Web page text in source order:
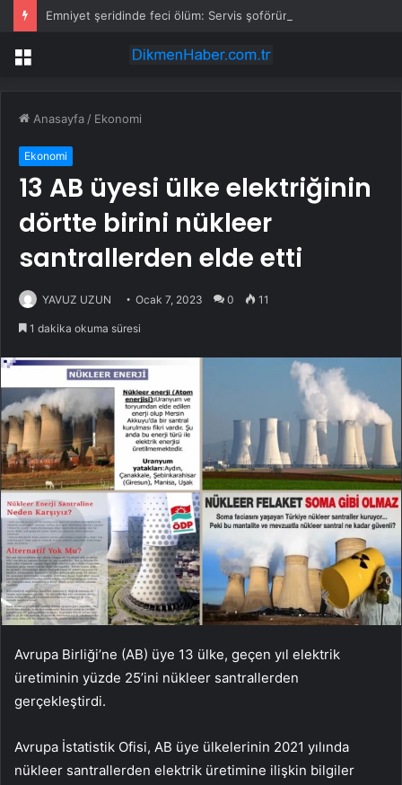
Menü
Anasayfa / Ekonomi
Ekonomi
13 AB üyesi ülke elektriğinin
dörtte birini nükleer
santrallerden elde etti
YAVUZ UZUN Ocak 7, 2023 0 11
1 dakika okuma süresi
Avrupa Birliği’ne (AB) üye 13 ülke, geçen yıl elektrik
üretiminin yüzde 25’ini nükleer santrallerden
gerçekleştirdi.
Avrupa İstatistik Ofisi, AB üye ülkelerinin 2021 yılında
nükleer santrallerden elektrik üretimine ilişkin bilgiler